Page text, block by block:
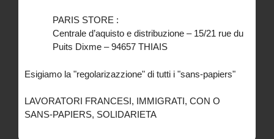
PARIS STORE :
Centrale d’aquisto e distribuzione – 15/21 rue du
Puits Dixme – 94657 THIAIS
Esigiamo la "regolarizazzione" di tutti i "sans-papiers"
LAVORATORI FRANCESI, IMMIGRATI, CON O
SANS-PAPIERS, SOLIDARIETA